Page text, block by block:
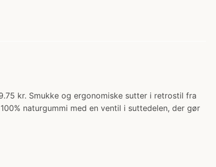
kr. Smukke og ergonomiske sutter i retrostil fra
naturgummi med en ventil i suttedelen, der gør